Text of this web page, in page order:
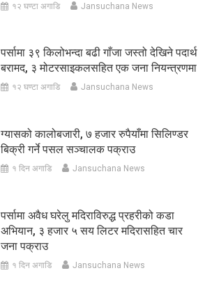
१२ घण्टा अगाडि Jansuchana News
पर्सामा ३९ किलोभन्दा बढी गाँजा जस्तो देखिने पदार्थ
बरामद, ३ मोटरसाइकलसहित एक जना नियन्त्रणमा
१२ घण्टा अगाडि Jansuchana News
ग्यासको कालोबजारी, ७ हजार रुपैयाँमा सिलिण्डर
बिक्री गर्ने पसल सञ्चालक पक्राउ
१ दिन अगाडि Jansuchana News
पर्सामा अवैध घरेलु मदिराविरुद्ध प्रहरीको कडा
अभियान, ३ हजार ५ सय लिटर मदिरासहित चार
जना पक्राउ
१ दिन अगाडि Jansuchana News